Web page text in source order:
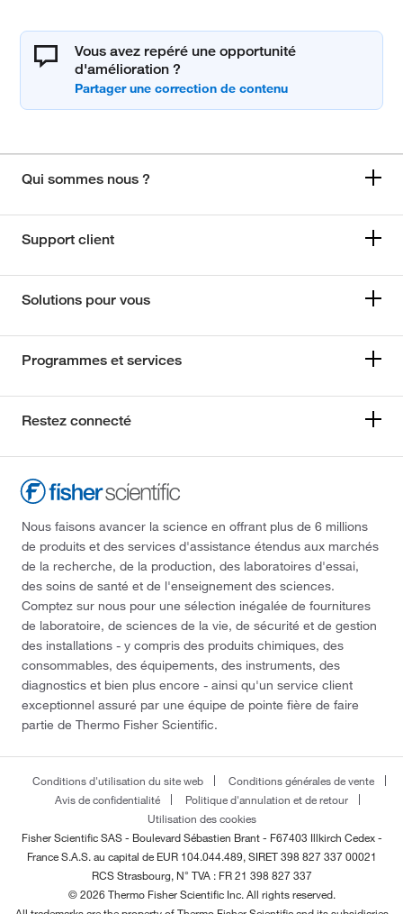
Vous avez repéré une opportunité
d'amélioration ?
Qui sommes nous ?
Support client
Solutions pour vous
Programmes et services
Restez connecté
Nous faisons avancer la science en offrant plus de 6 millions
de produits et des services d'assistance étendus aux marchés
de la recherche, de la production, des laboratoires d'essai,
des soins de santé et de l'enseignement des sciences.
Comptez sur nous pour une sélection inégalée de fournitures
de laboratoire, de sciences de la vie, de sécurité et de gestion
des installations - y compris des produits chimiques, des
consommables, des équipements, des instruments, des
diagnostics et bien plus encore - ainsi qu'un service client
exceptionnel assuré par une équipe de pointe fière de faire
partie de Thermo Fisher Scientific.
Conditions d'utilisation du site web
Conditions générales de vente
Avis de confidentialité
Politique d'annulation et de retour
Utilisation des cookies
Fisher Scientific SAS - Boulevard Sébastien Brant - F67403 Illkirch Cedex -
FranceS.A.S. au capital de EUR 104.044.489, SIRET 398 827 337 00021
RCS Strasbourg, N° TVA : FR 21 398 827 337
© 2026 Thermo Fisher Scientific Inc. All rights reserved.